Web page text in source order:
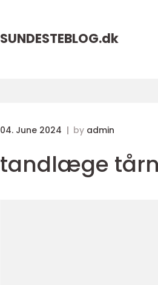
SUNDESTEBLOG.dk
04. June 2024 by admin
tandlæge